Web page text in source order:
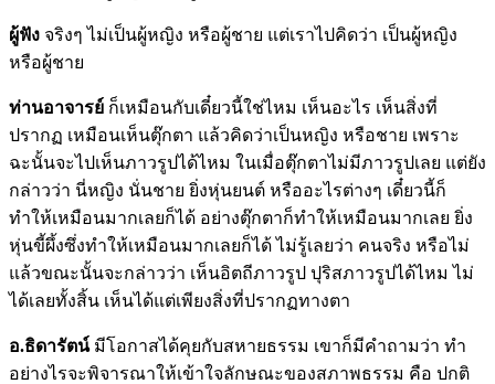
ผู้ฟัง จริงๆ ไม่เป็นผู้หญิง หรือผู้ชาย แต่เราไปคิดว่า เป็นผู้หญิง
หรือผู้ชาย
ท่านอาจารย์ ก็เหมือนกับเดี๋ยวนี้ใช่ไหม เห็นอะไร เห็นสิ่งที่
ปรากฏ เหมือนเห็นตุ๊กตา แล้วคิดว่าเป็นหญิง หรือชาย เพราะ
ฉะนั้นจะไปเห็นภาวรูปได้ไหม ในเมื่อตุ๊กตาไม่มีภาวรูปเลย แต่ยัง
กล่าวว่า นี่หญิง นั่นชาย ยิ่งหุ่นยนต์ หรืออะไรต่างๆ เดี๋ยวนี้ก็
ทำให้เหมือนมากเลยก็ได้ อย่างตุ๊กตาก็ทำให้เหมือนมากเลย ยิ่ง
หุ่นขี้ผึ้งซึ่งทำให้เหมือนมากเลยก็ได้ ไม่รู้เลยว่า คนจริง หรือไม่
แล้วขณะนั้นจะกล่าวว่า เห็นอิตถีภาวรูป ปุริสภาวรูปได้ไหม ไม่
ได้เลยทั้งสิ้น เห็นได้แต่เพียงสิ่งที่ปรากฏทางตา
อ.ธิดารัตน์มีโอกาสได้คุยกับสหายธรรม เขาก็มีคำถามว่า ทำ
อย่างไรจะพิจารณาให้เข้าใจลักษณะของสภาพธรรม คือ ปกติ